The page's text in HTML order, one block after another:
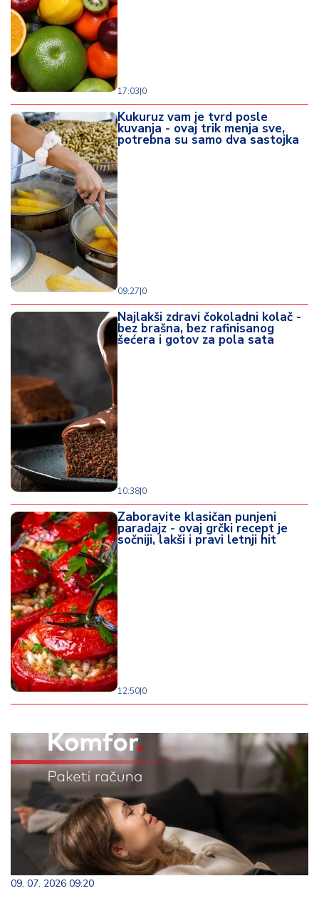
17:03|0
Kukuruz vam je tvrd posle
kuvanja - ovaj trik menja sve,
potrebna su samo dva sastojka
09:27|0
Najlakši zdravi čokoladni kolač -
bez brašna, bez rafinisanog
šećera i gotov za pola sata
10:38|0
Zaboravite klasičan punjeni
paradajz - ovaj grčki recept je
sočniji, lakši i pravi letnji hit
12:50|0
09. 07. 2026 09:20